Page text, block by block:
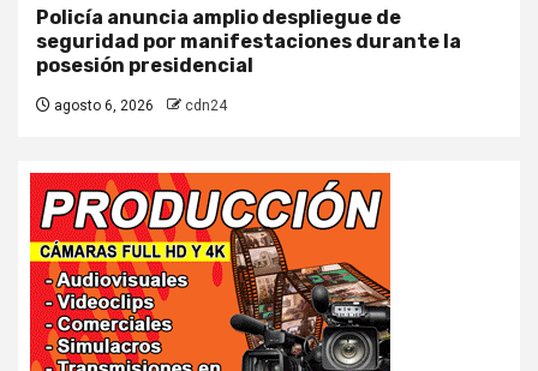
Policía anuncia amplio despliegue de
seguridad por manifestaciones durante la
posesión presidencial
agosto 6, 2026 cdn24